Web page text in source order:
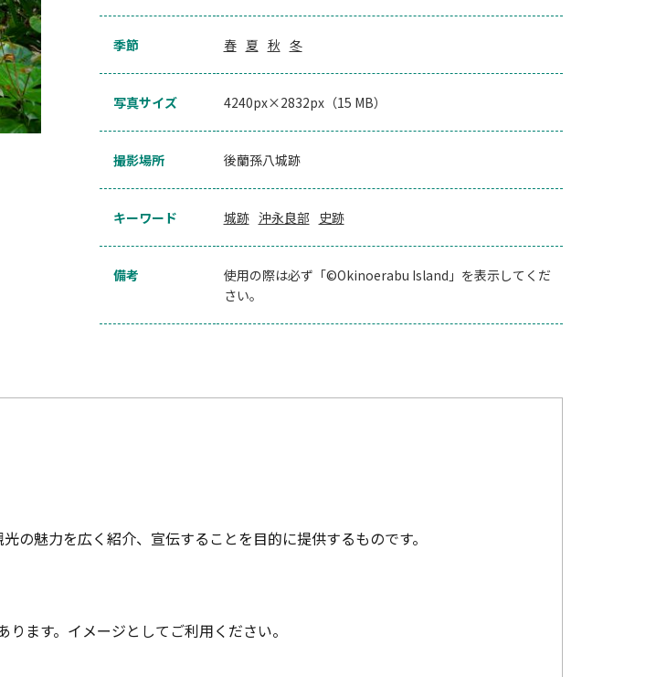
季節 春 夏 秋 冬
写真サイズ 4240px×2832px（15 MB）
撮影場所 後蘭孫八城跡
キーワード 城跡 沖永良部 史跡
備考
使用の際は必ず「©Okinoerabu Island」を表示してくだ
さい。
の魅力を広く紹介、宣伝することを目的に提供するものです。
ます。イメージとしてご利用ください。